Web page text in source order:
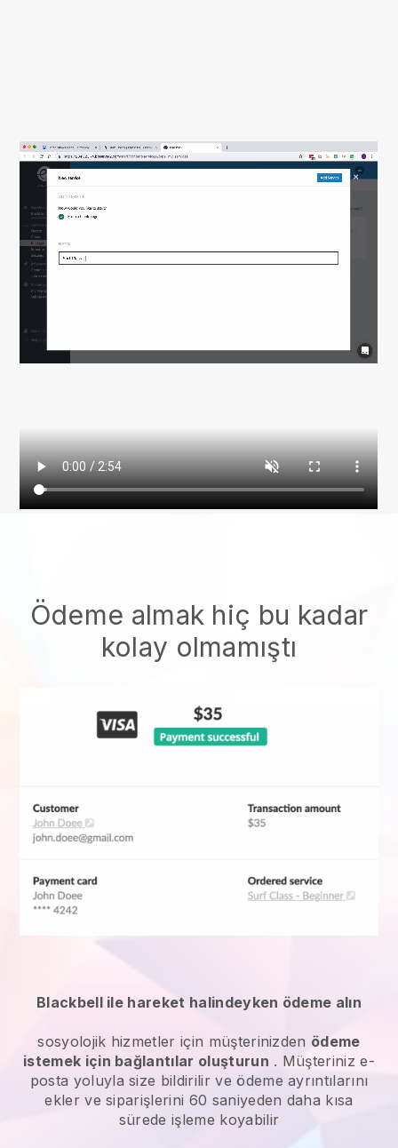
Ödeme almak hiç bu kadar
kolay olmamıştı
Blackbell ile hareket halindeyken ödeme alın
sosyolojik hizmetler için müşterinizden ödeme
istemek için bağlantılar oluşturun . Müşteriniz e-
posta yoluyla size bildirilir ve ödeme ayrıntılarını
ekler ve siparişlerini 60 saniyeden daha kısa
sürede işleme koyabilir